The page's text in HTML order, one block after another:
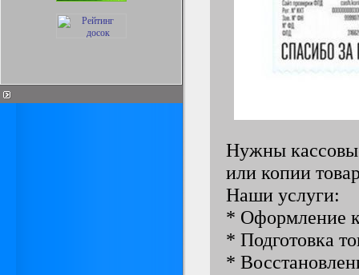
Нужны
или копии
Наши услуги:
* Оформление
* Подготовка
*